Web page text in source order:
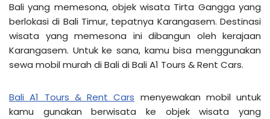
Bali yang memesona, objek wisata Tirta Gangga yang
berlokasi di Bali Timur, tepatnya Karangasem. Destinasi
wisata yang memesona ini dibangun oleh kerajaan
Karangasem. Untuk ke sana, kamu bisa menggunakan
sewa mobil murah di Bali di Bali A1 Tours & Rent Cars.
Bali A1 Tours & Rent Cars menyewakan mobil untuk
kamu gunakan berwisata ke objek wisata yang